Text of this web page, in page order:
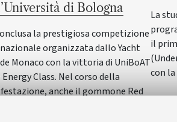
di Bologna
la prestigiosa competizione
organizzata dallo Yacht
Monaco con la vittoria di UniBoAT
Class. Nel corso della
anche il gommone Red
La
il
con